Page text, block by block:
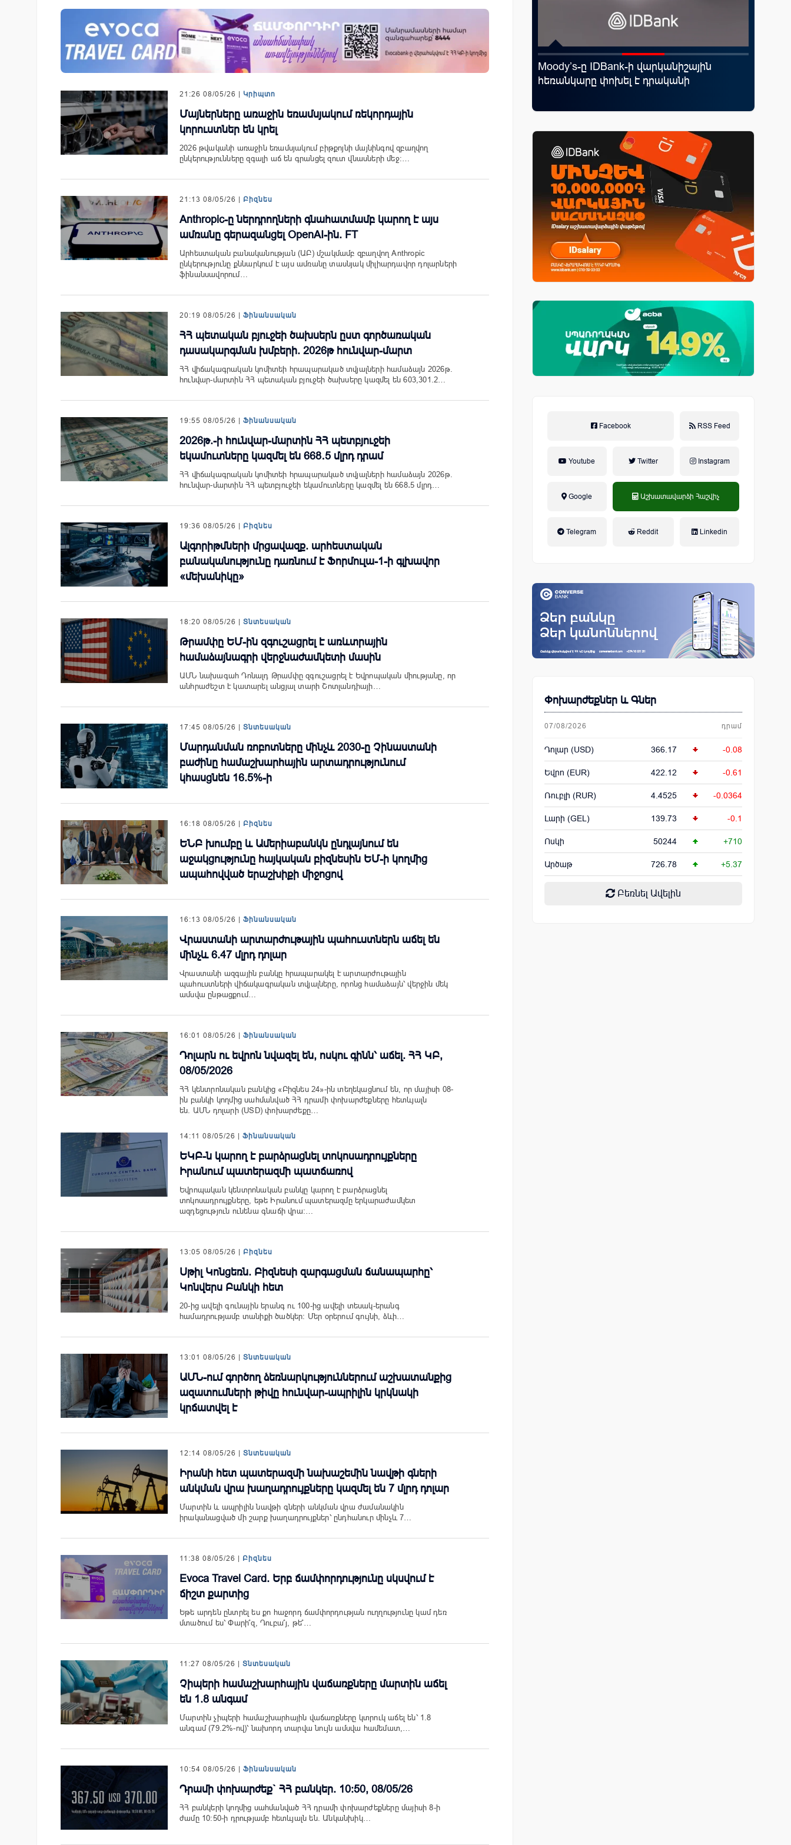
21:26 08/05/26 | Կրիպտո
Մայներները առաջին եռամսյակում ռեկորդային
կորուստներ են կրել
2026 թվականի առաջին եռամսյակում բիթքոյնի մայնինգով զբաղվող
ընկերությունները զգալի աճ են գրանցել զուտ վնասների մեջ:…
21:13 08/05/26 | Բիզնես
Anthropic-ը ներդրողների գնահատմամբ կարող է այս
ամռանը գերազանցել OpenAI-ին. FT
Արհեստական ​​բանականության (ԱԲ) մշակմամբ զբաղվող Anthropic
ընկերությունը քննարկում է այս ամռանը տասնյակ միլիարդավոր դոլարների
ֆինանսավորում…
20:19 08/05/26 | Ֆինանսական
ՀՀ պետական բյուջեի ծախսերն ըստ գործառական
դասակարգման խմբերի. 2026թ հունվար-մարտ
ՀՀ վիճակագրական կոմիտեի հրապարակած տվյալների համաձայն 2026թ.
հունվար-մարտին ՀՀ պետական բյուջեի ծախսերը կազմել են 603,301.2…
19:55 08/05/26 | Ֆինանսական
2026թ.-ի հունվար-մարտին ՀՀ պետբյուջեի
եկամուտները կազմել են 668․5 մլրդ դրամ
ՀՀ վիճակագրական կոմիտեի հրապարակած տվյալների համաձայն 2026թ.
հունվար-մարտին ՀՀ պետբյուջեի եկամուտները կազմել են 668․5 մլրդ…
19:36 08/05/26 | Բիզնես
Ալգորիթմների մրցավազք. արհեստական
բանականությունը դառնում է Ֆորմուլա-1-ի գլխավոր
«մեխանիկը»
18:20 08/05/26 | Տնտեսական
Թրամփը ԵՄ-ին զգուշացրել է առևտրային
համաձայնագրի վերջնաժամկետի մասին
ԱՄՆ նախագահ Դոնալդ Թրամփը զգուշացրել է Եվրոպական միությանը, որ
անհրաժեշտ է կատարել անցյալ տարի Շոտլանդիայի…
17:45 08/05/26 | Տնտեսական
Մարդանման ռոբոտները մինչև 2030-ը Չինաստանի
բաժինը համաշխարհային արտադրությունում
կհասցնեն 16.5%-ի
16:18 08/05/26 | Բիզնես
ԵՆԲ խումբը և Ամերիաբանկն ընդլայնում են
աջակցությունը հայկական բիզնեսին ԵՄ-ի կողմից
ապահովված երաշխիքի միջոցով
16:13 08/05/26 | Ֆինանսական
Վրաստանի արտարժութային պահուստներն աճել են
մինչև 6.47 մլրդ դոլար
Վրաստանի ազգային բանկը հրապարակել է արտարժութային
պահուստների վիճակագրական տվյալները, որոնց համաձայն՝ վերջին մեկ
ամսվա ընթացքում…
16:01 08/05/26 | Ֆինանսական
Դոլարն ու եվրոն նվազել են, ոսկու գինն՝ աճել. ՀՀ ԿԲ,
08/05/2026
ՀՀ կենտրոնական բանկից «Բիզնես 24»-ին տեղեկացնում են, որ մայիսի 08-
ին բանկի կողմից սահմանված ՀՀ դրամի փոխարժեքները հետևյալն
են. ԱՄՆ դոլարի (USD) փոխարժեքը…
14:11 08/05/26 | Ֆինանսական
ԵԿԲ-ն կարող է բարձրացնել տոկոսադրույքները
Իրանում պատերազմի պատճառով
Եվրոպական կենտրոնական բանկը կարող է բարձրացնել
տոկոսադրույքները, եթե Իրանում պատերազմը երկարաժամկետ
ազդեցություն ունենա գնաճի վրա:…
13:05 08/05/26 | Բիզնես
Սթիլ Կոնցեռն. Բիզնեսի զարգացման ճանապարհը՝
Կոնվերս Բանկի հետ
20-ից ավելի գունային երանգ ու 100-ից ավելի տեսակ-երանգ
համադրությամբ տանիքի ծածկեր։ Մեր օրերում գույնի, ձևի…
13:01 08/05/26 | Տնտեսական
ԱՄՆ-ում գործող ձեռնարկություններում աշխատանքից
ազատումների թիվը հունվար-ապրիլին կրկնակի
կրճատվել է
12:14 08/05/26 | Տնտեսական
Իրանի հետ պատերազմի նախաշեմին նավթի գների
անկման վրա խաղադրույքները կազմել են 7 մլրդ դոլար
Մարտին և ապրիլին նավթի գների անկման վրա ժամանակին
իրականացված մի շարք խաղադրույքներ՝ ընդհանուր մինչև 7…
11:38 08/05/26 | Բիզնես
Evoca Travel Card. Երբ ճամփորդությունը սկսվում է
ճիշտ քարտից
Եթե արդեն ընտրել ես քո հաջորդ ճամփորդության ուղղությունը կամ դեռ
մտածում ես՝ Փարի՞զ, Դուբա՞յ, թե՞…
11:27 08/05/26 | Տնտեսական
Չիպերի համաշխարհային վաճառքները մարտին աճել
են 1.8 անգամ
Մարտին չիպերի համաշխարհային վաճառքները կտրուկ աճել են՝ 1.8
անգամ (79.2%-ով)՝ նախորդ տարվա նույն ամսվա համեմատ,…
10:54 08/05/26 | Ֆինանսական
Դրամի փոխարժեք` ՀՀ բանկեր. 10:50, 08/05/26
ՀՀ բանկերի կողմից սահմանված ՀՀ դրամի փոխարժեքները մայիսի 8-ի
ժամը 10:50-ի դրությամբ հետևյալն են. Անկանխիկ…
Ucom-ի աջակցությամբ ներկայացվեց
խաղը
Ֆասթ Բանկը Սևան Ստարտափ
առաջարկները
Moody’s-ը IDBank-ի վարկանիշային
հեռանկարը փոխել է դրականի
Facebook RSS Feed
Youtube Twitter Instagram
Google Աշխատավարձի Հաշվիչ
Telegram Reddit Linkedin
Փոխարժեքներ և Գներ
07/08/2026 դրամ
Դոլար (USD) 366.17 -0.08
Եվրո (EUR) 422.12 -0.61
Ռուբլի (RUR) 4.4525 -0.0364
Լարի (GEL) 139.73 -0.1
Ոսկի 50244 +710
Արծաթ 726.78 +5.37
Բեռնել Ավելին